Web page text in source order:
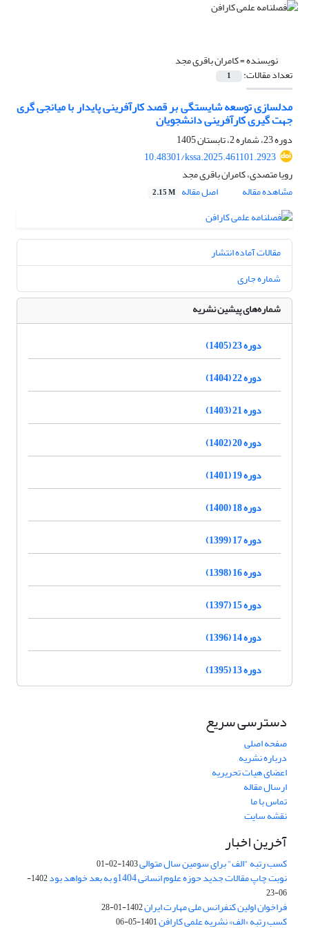
نویسنده =کامران باقری مجد
تعداد مقالات: 1
مدلسازی توسعه شایستگی بر قصد کارآفرینی پایدار با میانجی گری
جهت گیری کارآفرینی دانشجویان
دوره 23، شماره 2، تابستان 1405
10.48301/kssa.2025.461101.2923
رویا متصدی، کامران باقری مجد
مشاهده مقاله
اصل مقاله 2.15 M
مقالات آماده انتشار
شماره جاری
شماره‌های پیشین نشریه
دوره 23 (1405)
دوره 22 (1404)
دوره 21 (1403)
دوره 20 (1402)
دوره 19 (1401)
دوره 18 (1400)
دوره 17 (1399)
دوره 16 (1398)
دوره 15 (1397)
دوره 14 (1396)
دوره 13 (1395)
دسترسی سریع
صفحه اصلی
درباره نشریه
اعضای هیات تحریریه
ارسال مقاله
تماس با ما
نقشه سایت
آخرین اخبار
کسب رتبه "الف" برای سومین سال متوالی1403-02-01
نوبت چاپ مقالات جدید حوزه علوم انسانی 1404و به بعد خواهد بود
1402-
06-23
فراخوان اولین کنفرانس ملی مهارت ایران1402-01-28
کسب رتبه «الف» نشریه علمی کارافن1401-05-06